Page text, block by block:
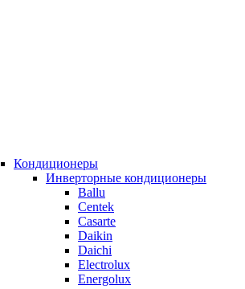
Кондиционеры
Инверторные кондиционеры
Ballu
Centek
Casarte
Daikin
Daichi
Electrolux
Energolux